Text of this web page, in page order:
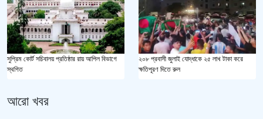
সুপ্রিম কোর্ট সচিবালয় প্রতিষ্ঠার রায় আপিল বিভাগে
স্থগিত
২০৮ প্রবাসী জুলাই যোদ্ধাকে ২৫ লাখ টাকা করে
ক্ষতিপূরণ দিতে রুল
আরো খবর